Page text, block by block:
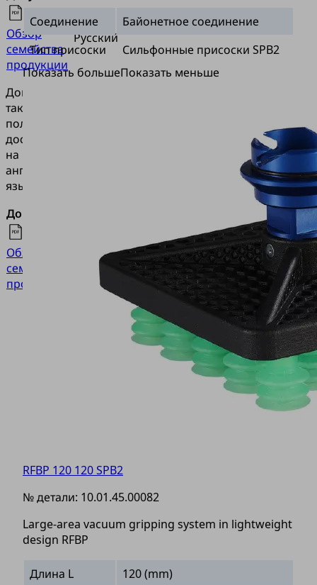
Обзор
семейства
продукции
Русский
Документация
также
полностью
доступна
на
английском
языке.
Документы
Обзор
семейства
продукции
Английский
язык
Соединение
Байонетное соединение
Тип присоски
Сильфонные присоски SPB2
Показать большеПоказать меньше
RFBP 120 120 SPB2
№ детали: 10.01.45.00082
Large-area vacuum gripping system in lightweight
design RFBP
Длина L
120 (mm)